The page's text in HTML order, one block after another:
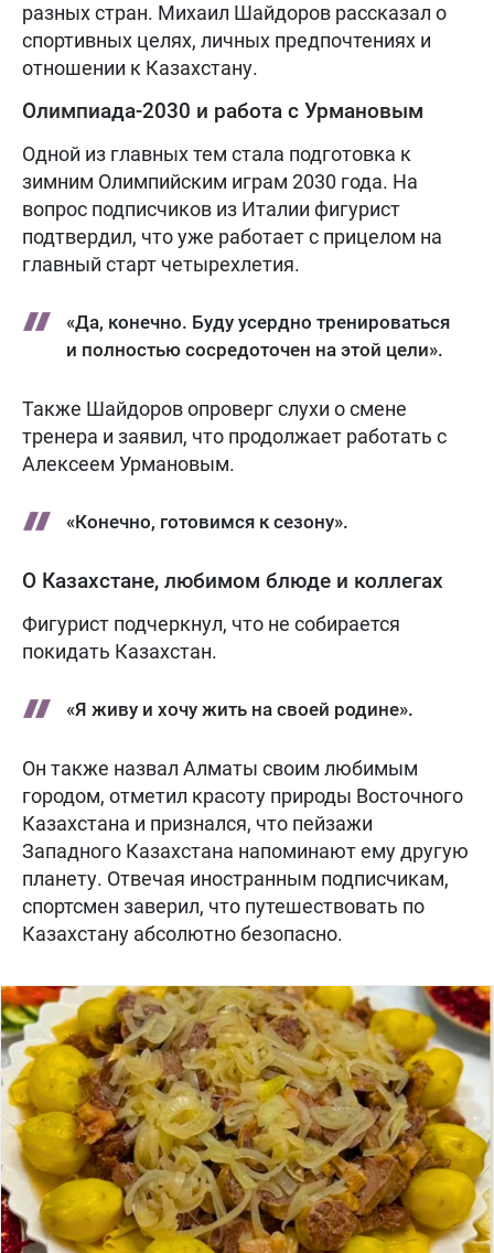
разных стран. Михаил Шайдоров рассказал о
спортивных целях, личных предпочтениях и
отношении к Казахстану.
Олимпиада-2030 и работа с Урмановым
Одной из главных тем стала подготовка к
зимним Олимпийским играм 2030 года. На
вопрос подписчиков из Италии фигурист
подтвердил, что уже работает с прицелом на
главный старт четырехлетия.
«Да, конечно. Буду усердно тренироваться
и полностью сосредоточен на этой цели».
Также Шайдоров опроверг слухи о смене
тренера и заявил, что продолжает работать с
Алексеем Урмановым.
«Конечно, готовимся к сезону».
О Казахстане, любимом блюде и коллегах
Фигурист подчеркнул, что не собирается
покидать Казахстан.
«Я живу и хочу жить на своей родине».
Он также назвал Алматы своим любимым
городом, отметил красоту природы Восточного
Казахстана и признался, что пейзажи
Западного Казахстана напоминают ему другую
планету. Отвечая иностранным подписчикам,
спортсмен заверил, что путешествовать по
Казахстану абсолютно безопасно.